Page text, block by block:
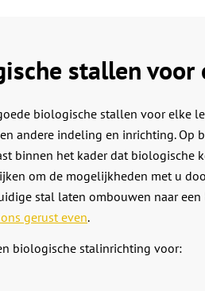
stallen voor
biologische stallen voor elke
andere indeling en inrichting. Op
binnen het kader dat biologische
om de mogelijkheden met u
stal laten ombouwen naar
gerust even.
biologische stalinrichting voor: